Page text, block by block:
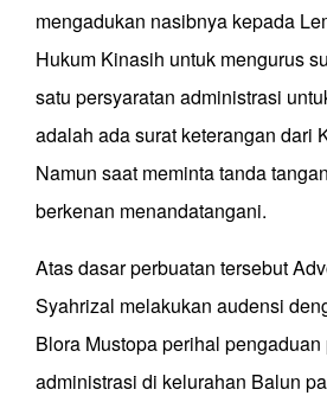
mengadukan nasibnya kepada
Hukum Kinasih untuk mengurus
satu persyaratan administrasi
adalah ada surat keterangan dari
Namun saat meminta tanda
berkenan menandatangani.
Atas dasar perbuatan tersebut
Syahrizal melakukan audensi
Blora Mustopa perihal
administrasi di kelurahan Balun